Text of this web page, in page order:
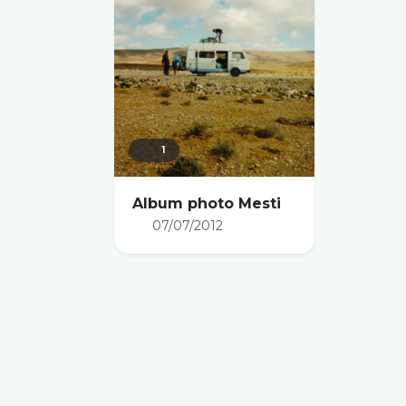
1
Album photo Mesti
07/07/2012